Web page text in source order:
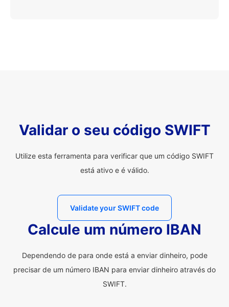
Validar o seu código SWIFT
Utilize esta ferramenta para verificar que um código SWIFT
está ativo e é válido.
Validate your SWIFT code
Calcule um número IBAN
Dependendo de para onde está a enviar dinheiro, pode
precisar de um número IBAN para enviar dinheiro através do
SWIFT.